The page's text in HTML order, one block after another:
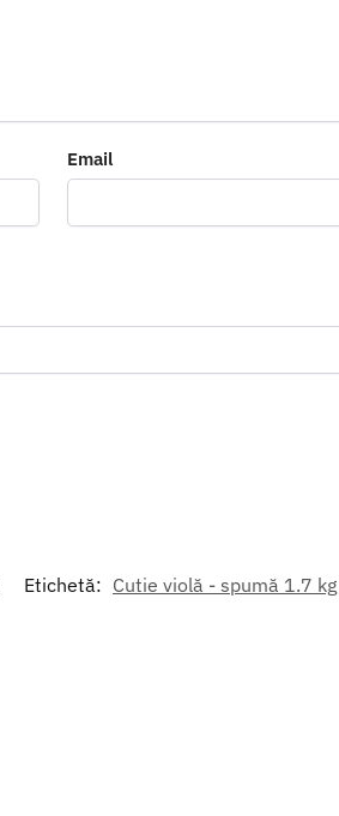
Email
Etichetă: Cutie violă - spumă 1.7